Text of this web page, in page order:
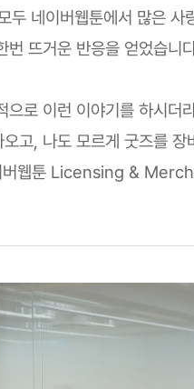
네이버웹툰에서 많은 사
번 뜨거운 반응을 얻었습니
으로 이런 이야기를 하시더
고, 나도 모르게 굿즈를 장
버웹툰 Licensing &